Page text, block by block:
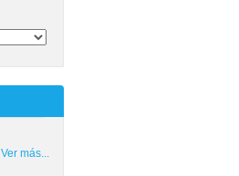
Ver más...